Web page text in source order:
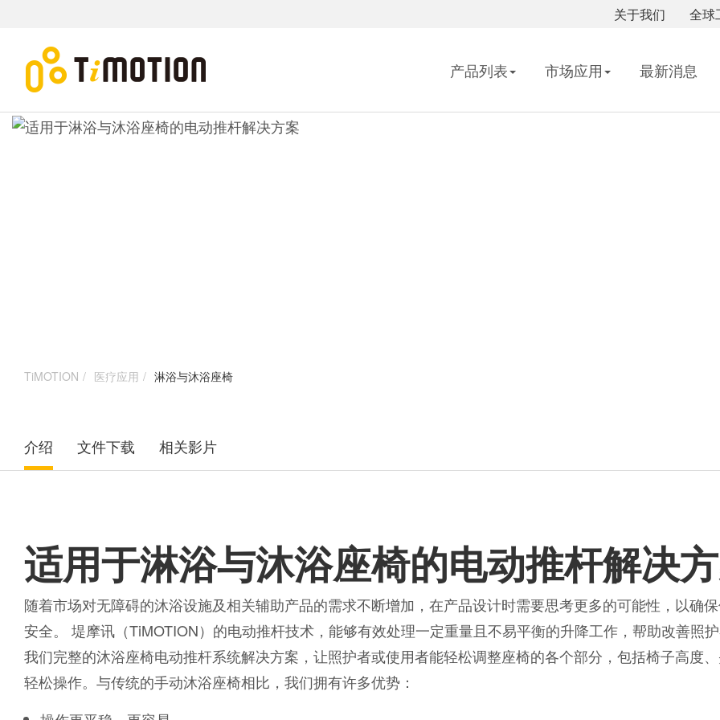
全球
关于我们
产品列表 市场应用 最新消息
TiMOTION 医疗应用 淋浴与沐浴座椅
介绍 文件下载 相关影片
适用于淋浴与沐浴座椅的电动推杆解决
随着市场对无障碍的沐浴设施及相关辅助产品的需求不断增加，在产品设计时需要思考更多的可能性，以确
安全。 堤摩讯（TiMOTION）的电动推杆技术，能够有效处理一定重量且不易平衡的升降工作，帮助改善照
我们完整的沐浴座椅电动推杆系统解决方案，让照护者或使用者能轻松调整座椅的各个部分，包括椅子高度
轻松操作。与传统的手动沐浴座椅相比，我们拥有许多优势：